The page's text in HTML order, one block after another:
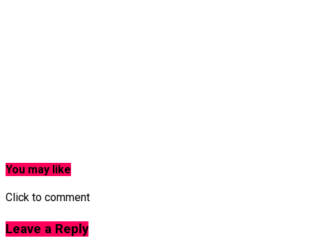
You may like
Click to comment
Leave a Reply